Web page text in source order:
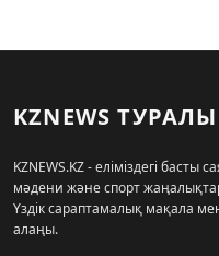
KZNEWS ТУРАЛЫ
KZNEWS.KZ - еліміздегі басты
мәдени және спорт
Үздік сараптамалық мақала
алаңы.